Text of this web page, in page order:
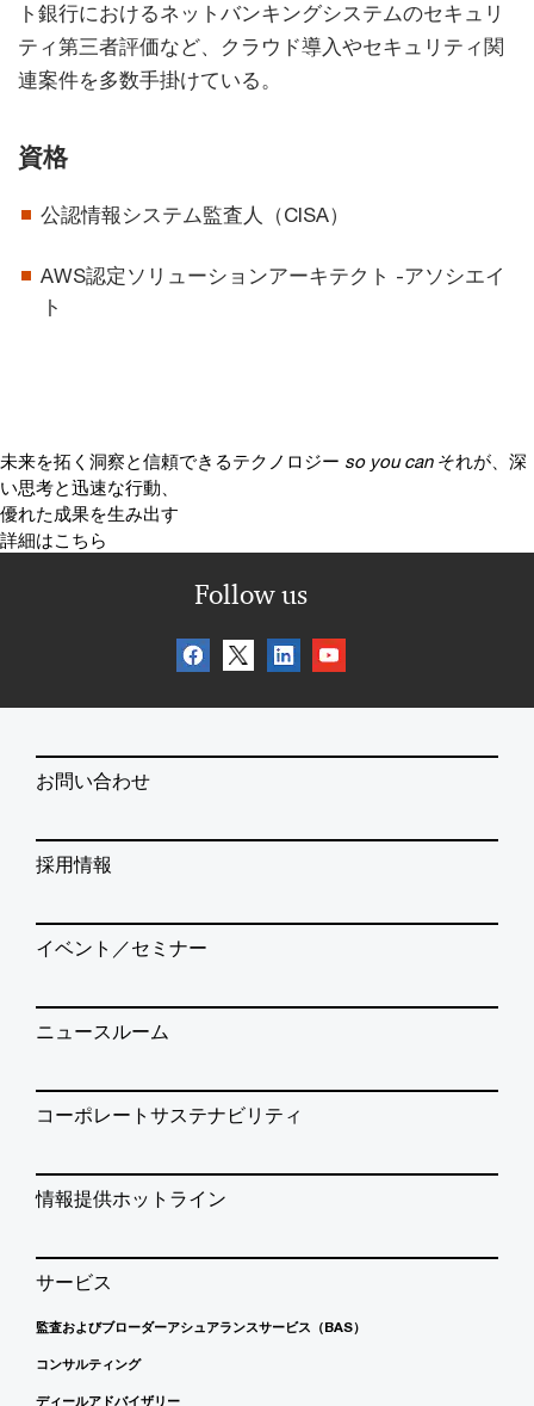
ト銀行におけるネットバンキングシステムのセキュリ
ティ第三者評価など、クラウド導入やセキュリティ関
連案件を多数手掛けている。
資格
公認情報システム監査人（CISA）
AWS認定ソリューションアーキテクト -アソシエイ
ト
未来を拓く洞察と信頼できるテクノロジー so you can それが、深
い思考と迅速な行動、
優れた成果を生み出す
詳細はこちら
Follow us
お問い合わせ
採用情報
イベント／セミナー
ニュースルーム
コーポレートサステナビリティ
情報提供ホットライン
サービス
監査およびブローダーアシュアランスサービス（BAS）
コンサルティング
ディールアドバイザリー